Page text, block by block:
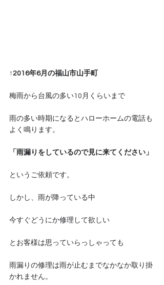
↑2016年6月の福山市山手町
梅雨から台風の多い10月くらいまで
雨の多い時期になるとハローホームの電話も
よく鳴ります。
「雨漏りをしているので見に来てください」
というご依頼です。
しかし、雨が降っている中
今すぐどうにか修理して欲しい
とお客様は思っていらっしゃっても
雨漏りの修理は雨が止むまでなかなか取り掛
かれません。